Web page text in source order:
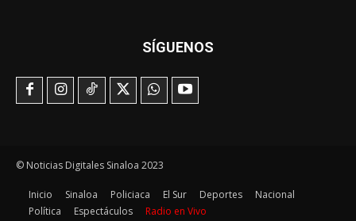
SÍGUENOS
© Noticias Digitales Sinaloa 2023
Inicio Sinaloa Policiaca El Sur Deportes
Nacional
Política
Espectáculos Radio en Vivo